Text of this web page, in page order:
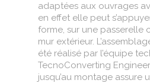
adaptées aux ouvrages
en effet elle peut
forme, sur une passerelle
mur extérieur.
été réalisé par l’équipe
TecnoConverting
jusqu’au montage assure